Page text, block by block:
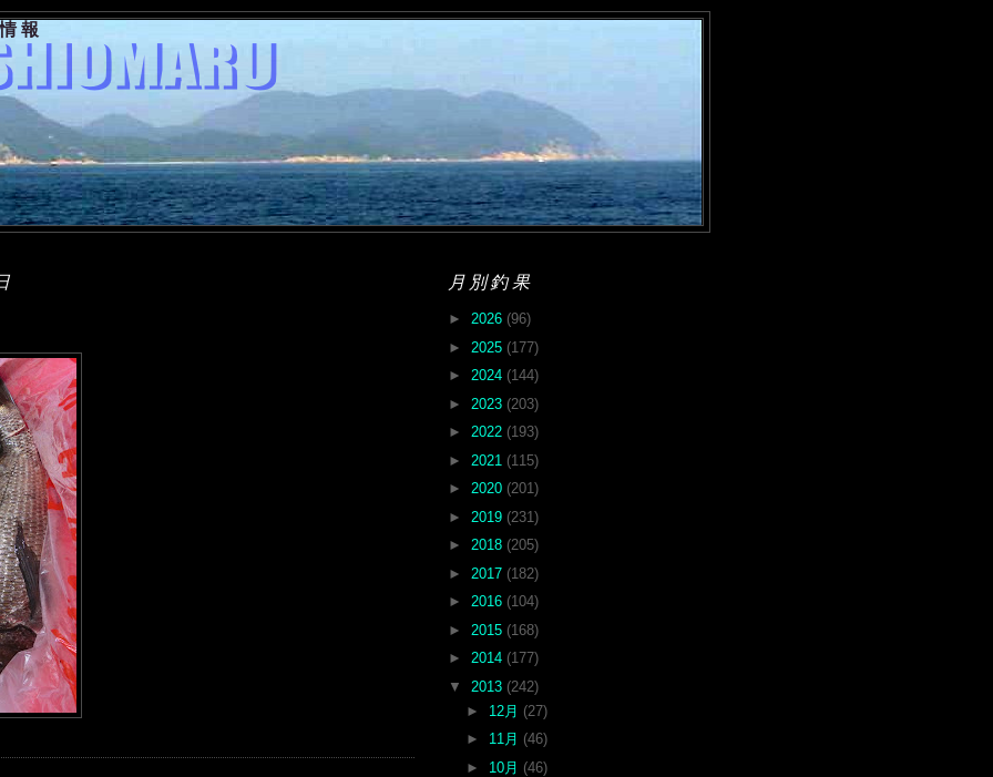
報
月別釣果
► 2026 (96)
► 2025 (177)
► 2024 (144)
► 2023 (203)
► 2022 (193)
► 2021 (115)
► 2020 (201)
► 2019 (231)
► 2018 (205)
► 2017 (182)
► 2016 (104)
► 2015 (168)
► 2014 (177)
▼ 2013 (242)
► 12月 (27)
► 11月 (46)
► 10月 (46)